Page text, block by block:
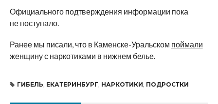
Официального подтверждения информации пока
не поступало.
Ранее мы писали, что в Каменске-Уральском поймали
женщину с наркотиками в нижнем белье.
ГИБЕЛЬ ЕКАТЕРИНБУРГ НАРКОТИКИ ПОДРОСТКИ